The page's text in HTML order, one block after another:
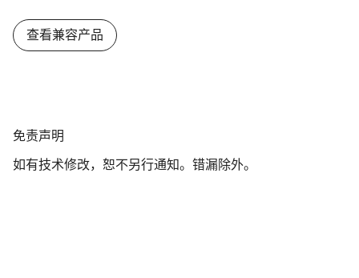
查看兼容产品
免
声
免责声明
如有技术修改，恕不另行通知。错漏除外。
我们的客户支持专家正在等待为您答疑解惑。